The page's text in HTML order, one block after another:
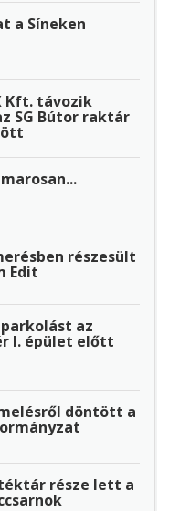
a Síneken
Kft. távozik
SG Bútor raktár
részesült
Edit
az
I. épület előtt
döntött a
része lett a